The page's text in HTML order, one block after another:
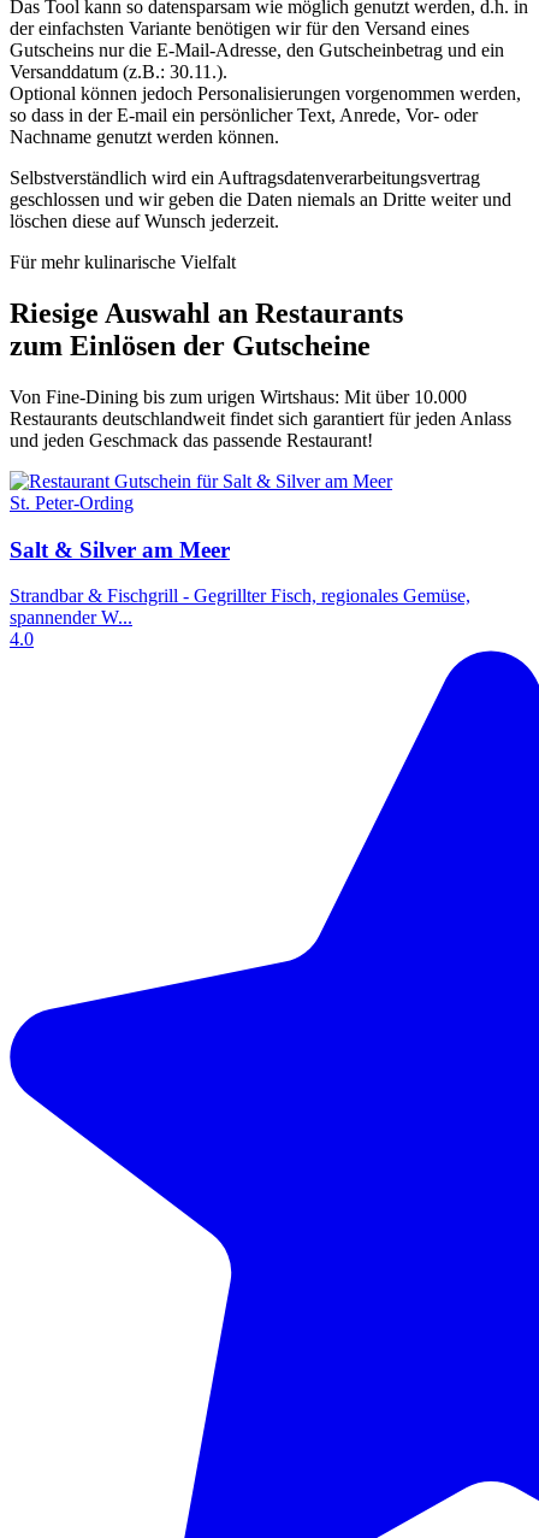
Das Tool kann so datensparsam wie möglich genutzt werden, d.h. in
der einfachsten Variante benötigen wir für den Versand eines
Gutscheins nur die E-Mail-Adresse, den Gutscheinbetrag und ein
Versanddatum (z.B.: 30.11.).
Optional können jedoch Personalisierungen vorgenommen werden,
so dass in der E-mail ein persönlicher Text, Anrede, Vor- oder
Nachname genutzt werden können.
Selbstverständlich wird ein Auftragsdatenverarbeitungsvertrag
geschlossen und wir geben die Daten niemals an Dritte weiter und
löschen diese auf Wunsch jederzeit.
Für mehr kulinarische Vielfalt
Riesige Auswahl an Restaurants
zum Einlösen der Gutscheine
Von Fine-Dining bis zum urigen Wirtshaus: Mit über 10.000
Restaurants deutschlandweit findet sich garantiert für jeden Anlass
und jeden Geschmack das passende Restaurant!
St. Peter-Ording
Salt & Silver am Meer
Strandbar & Fischgrill - Gegrillter Fisch, regionales Gemüse,
spannender W...
4.0